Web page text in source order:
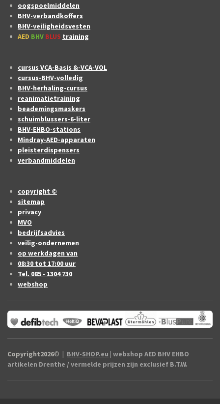
oogspoelmiddelen
BHV-verbandkoffers
BHV-veiligheidsvesten
AED BHV BLUS training
cursus VCA-Basis &-VCA-VOL
cursus-BHV-volledig
BHV-herhaling-cursus
reanimatietraining
beademingsmaskers
schuimblussers-6-liter
BHV-EHBO-stations
Mindray-AED-apparaten
pleisterdispensers
verbandmiddelen
copyright ©
sitemap
privacy
MVO
bedrijfsadvies
veilig-ondernemen
op werkdagen van
08:30 tot 17:00 uur
Tel. 085 - 1304 730
webshop
Copyright2026© | BHV-SHOP.eu | webshop AED BHV EHBO
artikelen Drenthe / vermelde prijzen zijn exclusief B.T.W.